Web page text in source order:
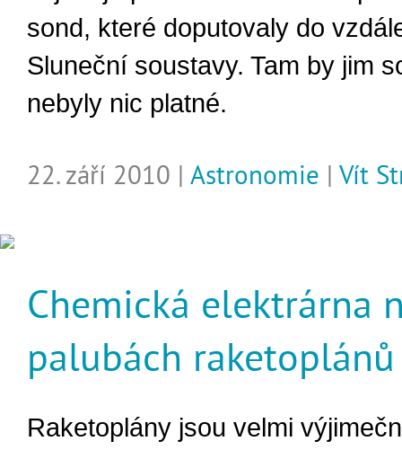
sond, které doputovaly do
Sluneční soustavy. Tam by jim
nebyly nic platné.
22. září 2010 | Astronomie | Vít
Chemická elektrárna
palubách raketoplánů
Raketoplány jsou velmi